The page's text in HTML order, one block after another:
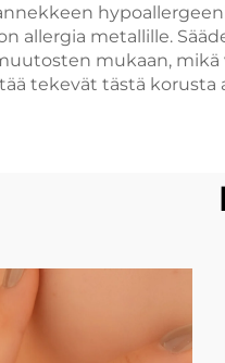
allergia metallille.
mukaan, mikä
tekevät tästä korusta